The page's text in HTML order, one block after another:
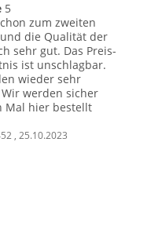
5
zum zweiten
die Qualität der
sehr gut. Das Preis-
ist unschlagbar.
wieder sehr
werden sicher
Mal hier bestellt
, 25.10.2023